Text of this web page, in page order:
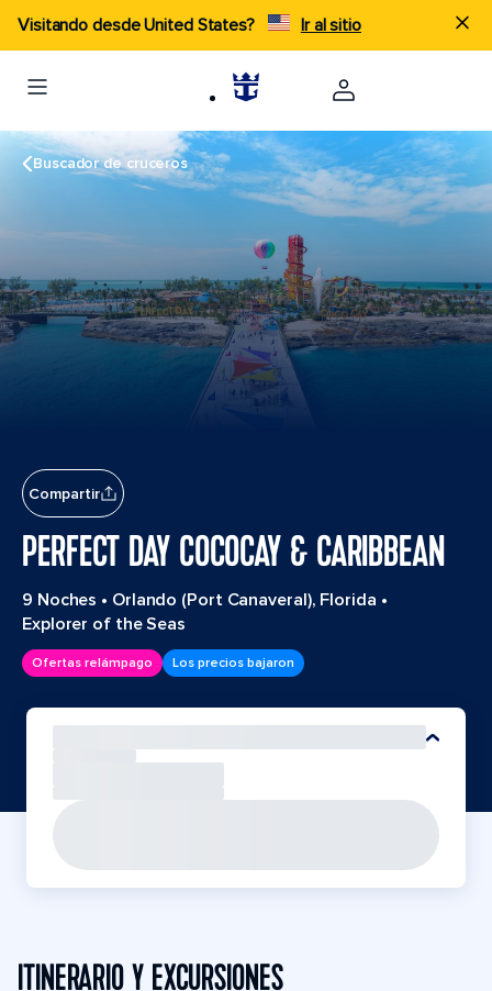
Visitando desde United States? Ir al sitio
Buscador de cruceros
Compartir
PERFECT DAY COCOCAY & CARIBBEAN
9 Noches • Orlando (Port Canaveral), Florida •
Explorer of the Seas
Ofertas relámpago Los precios bajaron
ITINERARIO Y EXCURSIONES